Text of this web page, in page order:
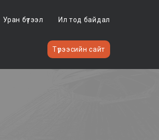
Уран бүтээл Ил тод байдал
Түрээсийн сайт